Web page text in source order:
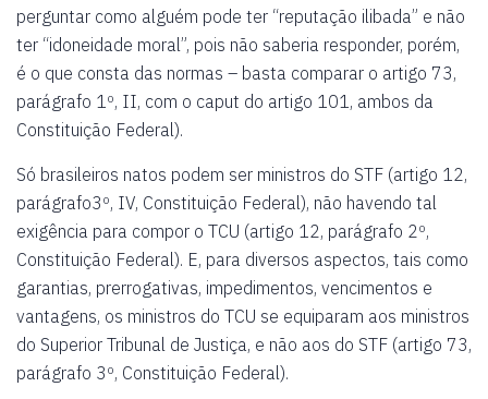
perguntar como alguém pode ter “reputação ilibada” e não
ter “idoneidade moral”, pois não saberia responder, porém,
é o que consta das normas – basta comparar o artigo 73,
parágrafo 1º, II, com o caput do artigo 101, ambos da
Constituição Federal).
Só brasileiros natos podem ser ministros do STF (artigo 12,
parágrafo3º, IV, Constituição Federal), não havendo tal
exigência para compor o TCU (artigo 12, parágrafo 2º,
Constituição Federal). E, para diversos aspectos, tais como
garantias, prerrogativas, impedimentos, vencimentos e
vantagens, os ministros do TCU se equiparam aos ministros
do Superior Tribunal de Justiça, e não aos do STF (artigo 73,
parágrafo 3º, Constituição Federal).